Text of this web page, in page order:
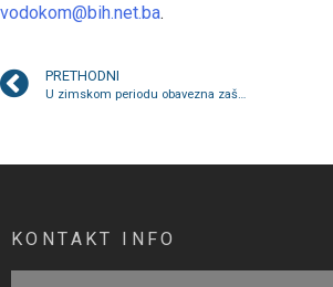
vodokom@bih.net.ba.
PRETHODNI
U zimskom periodu obavezna zaštita vodomjera
KONTAKT INFO